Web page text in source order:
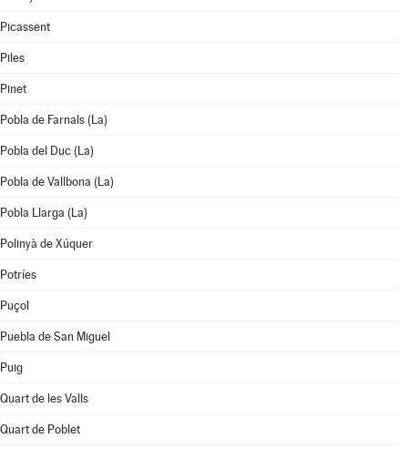
Picassent
Piles
Pinet
Pobla de Farnals (La)
Pobla del Duc (La)
Pobla de Vallbona (La)
Pobla Llarga (La)
Polinyà de Xúquer
Potríes
Puçol
Puebla de San Miguel
Puig
Quart de les Valls
Quart de Poblet